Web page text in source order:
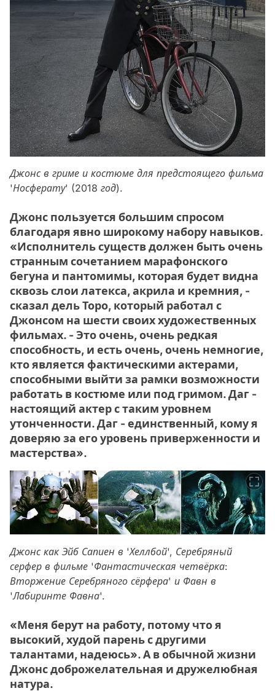
Джонс в гриме и костюме для предстоящего фильма
'Носферату' (2018 год).
Джонс пользуется большим спросом
благодаря явно широкому набору навыков.
«Исполнитель существ должен быть очень
странным сочетанием марафонского
бегуна и пантомимы, которая будет видна
сквозь слои латекса, акрила и кремния, -
сказал дель Торо, который работал с
Джонсом на шести своих художественных
фильмах. - Это очень, очень редкая
способность, и есть очень, очень немногие,
кто является фактическими актерами,
способными выйти за рамки возможности
работать в костюме или под гримом. Даг -
настоящий актер с таким уровнем
утонченности. Даг - единственный, кому я
доверяю за его уровень приверженности и
мастерства».
Джонс как Эйб Сапиен в 'Хеллбой', Серебряный
серфер в фильме 'Фантастическая четвёрка:
Вторжение Серебряного сёрфера' и Фавн в
'Лабиринте Фавна'.
«Меня берут на работу, потому что я
высокий, худой парень с другими
талантами, надеюсь». А в обычной жизни
Джонс доброжелательная и дружелюбная
натура.